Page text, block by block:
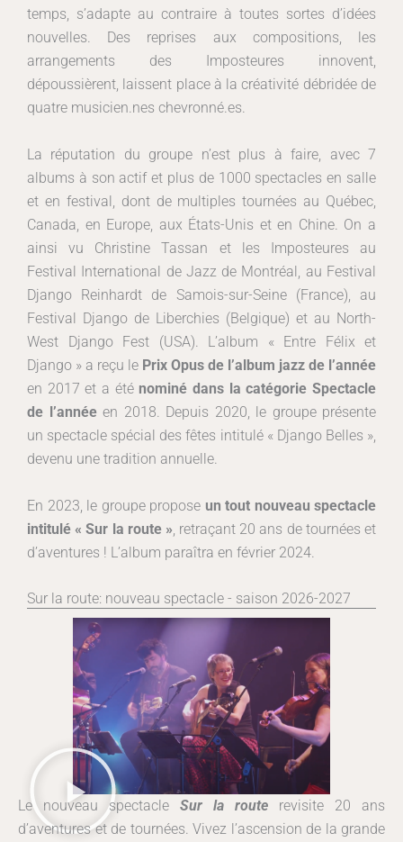
temps, s’adapte au contraire à toutes sortes d’idées
nouvelles. Des reprises aux compositions, les
arrangements des Imposteures innovent,
dépoussièrent, laissent place à la créativité débridée de
quatre musicien.nes chevronné.es.
La réputation du groupe n’est plus à faire, avec 7
albums à son actif et plus de 1000 spectacles en salle
et en festival, dont de multiples tournées au Québec,
Canada, en Europe, aux États-Unis et en Chine. On a
ainsi vu Christine Tassan et les Imposteures au
Festival International de Jazz de Montréal, au Festival
Django Reinhardt de Samois-sur-Seine (France), au
Festival Django de Liberchies (Belgique) et au North-
West Django Fest (USA). L’album « Entre Félix et
Django » a reçu le Prix Opus de l’album jazz de l’année
en 2017 et a été nominé dans la catégorie Spectacle
de l’annéeen 2018. Depuis 2020, le groupe présente
un spectacle spécial des fêtes intitulé « Django Belles »,
devenu une tradition annuelle.
En 2023, le groupe propose un tout nouveau spectacle
intitulé « Sur la route », retraçant 20 ans de tournées et
d’aventures ! L’album paraîtra en février 2024.
Sur la route: nouveau spectacle - saison 2026-2027
Le nouveau spectacle Sur la route revisite 20 ans
d’aventures et de tournées. Vivez l’ascension de la grande